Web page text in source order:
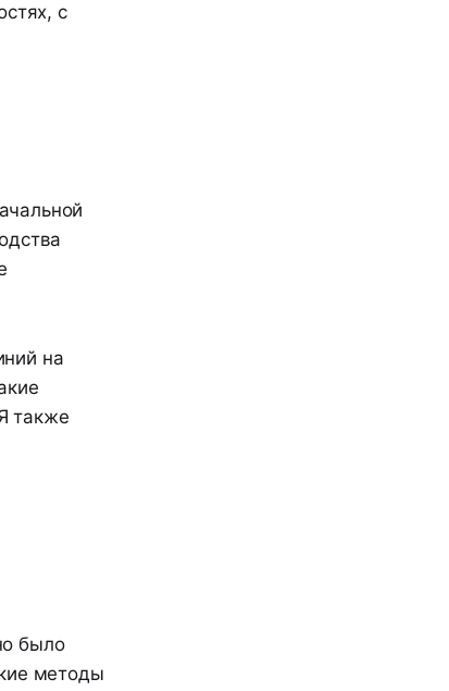
с
на
также
было
методы